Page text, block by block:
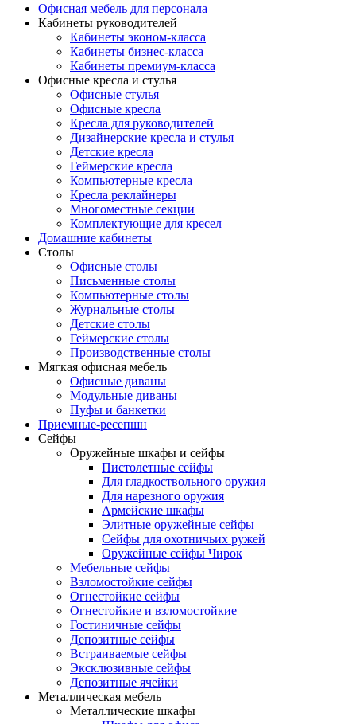
Офисная мебель для персонала
Кабинеты руководителей
Кабинеты эконом-класса
Кабинеты бизнес-класса
Кабинеты премиум-класса
Офисные кресла и стулья
Офисные стулья
Офисные кресла
Кресла для руководителей
Дизайнерские кресла и стулья
Детские кресла
Геймерские кресла
Компьютерные кресла
Кресла реклайнеры
Многоместные секции
Комплектующие для кресел
Домашние кабинеты
Столы
Офисные столы
Письменные столы
Компьютерные столы
Журнальные столы
Детские столы
Геймерские столы
Производственные столы
Мягкая офисная мебель
Офисные диваны
Модульные диваны
Пуфы и банкетки
Приемные-ресепшн
Сейфы
Оружейные шкафы и сейфы
Пистолетные сейфы
Для гладкоствольного оружия
Для нарезного оружия
Армейские шкафы
Элитные оружейные сейфы
Сейфы для охотничьих ружей
Оружейные сейфы Чирок
Мебельные сейфы
Взломостойкие сейфы
Огнестойкие сейфы
Огнестойкие и взломостойкие
Гостиничные сейфы
Депозитные сейфы
Встраиваемые сейфы
Эксклюзивные сейфы
Депозитные ячейки
Металлическая мебель
Металлические шкафы